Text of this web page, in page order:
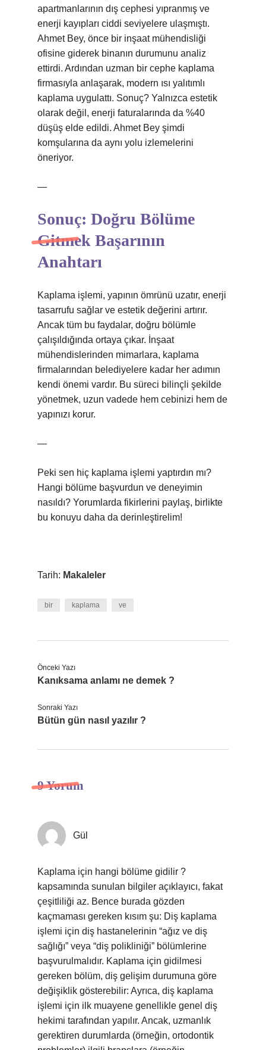
apartmanlarının dış cephesi yıpranmış ve
enerji kayıpları ciddi seviyelere ulaşmıştı.
Ahmet Bey, önce bir inşaat mühendisliği
ofisine giderek binanın durumunu analiz
ettirdi. Ardından uzman bir cephe kaplama
firmasıyla anlaşarak, modern ısı yalıtımlı
kaplama uygulattı. Sonuç? Yalnızca estetik
olarak değil, enerji faturalarında da %40
düşüş elde edildi. Ahmet Bey şimdi
komşularına da aynı yolu izlemelerini
öneriyor.
—
Sonuç: Doğru Bölüme
Gitmek Başarının
Anahtarı
Kaplama işlemi, yapının ömrünü uzatır, enerji
tasarrufu sağlar ve estetik değerini artırır.
Ancak tüm bu faydalar, doğru bölümle
çalışıldığında ortaya çıkar. İnşaat
mühendislerinden mimarlara, kaplama
firmalarından belediyelere kadar her adımın
kendi önemi vardır. Bu süreci bilinçli şekilde
yönetmek, uzun vadede hem cebinizi hem de
yapınızı korur.
—
Peki sen hiç kaplama işlemi yaptırdın mı?
Hangi bölüme başvurdun ve deneyimin
nasıldı? Yorumlarda fikirlerini paylaş, birlikte
bu konuyu daha da derinleştirelim!
Tarih: Makaleler
bir kaplama ve
Önceki Yazı
Kanıksama anlamı ne demek ?
Sonraki Yazı
Bütün gün nasıl yazılır ?
9 Yorum
Gül
Kaplama için hangi bölüme gidilir ?
kapsamında sunulan bilgiler açıklayıcı, fakat
çeşitliliği az. Bence burada gözden
kaçmaması gereken kısım şu: Diş kaplama
işlemi için diş hastanelerinin “ağız ve diş
sağlığı” veya “diş polikliniği” bölümlerine
başvurulmalıdır. Kaplama için gidilmesi
gereken bölüm, diş gelişim durumuna göre
değişiklik gösterebilir: Ayrıca, diş kaplama
işlemi için ilk muayene genellikle genel diş
hekimi tarafından yapılır. Ancak, uzmanlık
gerektiren durumlarda (örneğin, ortodontik